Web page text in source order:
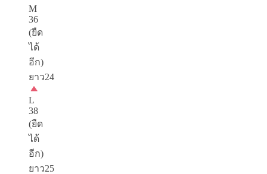
M
36
(ยืด
ได้
อีก)
ยาว24
L
38
(ยืด
ได้
อีก)
ยาว25